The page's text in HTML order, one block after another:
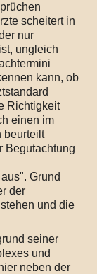
scheitert in
nur
ungleich
kann, ob
Richtigkeit
einen im
beurteilt
Begutachtung
Grund
der
und die
seiner
und
neben der